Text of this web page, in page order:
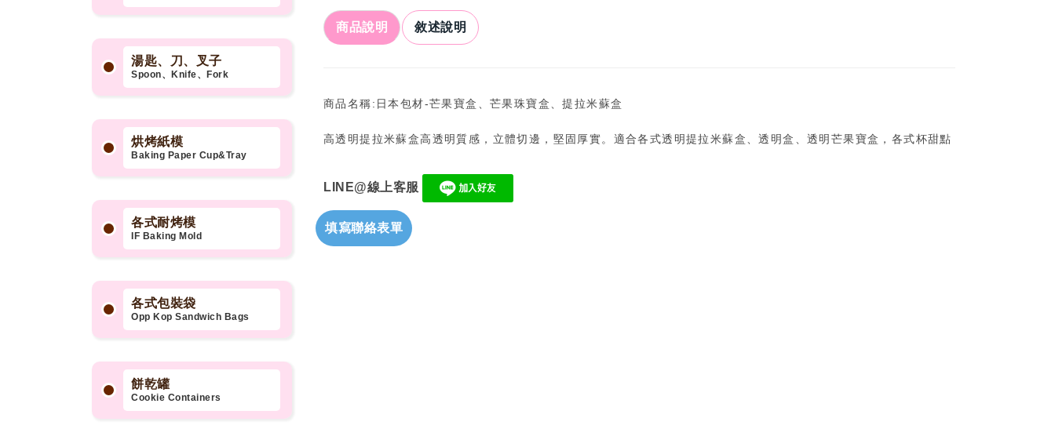
湯匙、刀、叉子
Spoon、Knife、Fork
烘烤紙模
Baking Paper Cup&Tray
各式耐烤模
IF Baking Mold
各式包裝袋
Opp Kop Sandwich Bags
餅乾罐
Cookie Containers
商品說明 敘述說明
商品名稱:日本包材-芒果寶盒、芒果珠寶盒、提拉米蘇盒
高透明提拉米蘇盒高透明質感，立體切邊，堅固厚實。適合各式透明提拉米蘇盒、透明盒、透明芒果寶盒，各式杯甜點
LINE@線上客服
填寫聯絡表單